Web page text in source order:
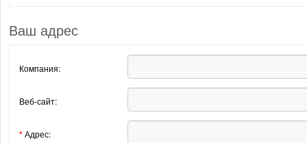
Ваш адрес
Компания:
Веб-сайт:
*Адрес: